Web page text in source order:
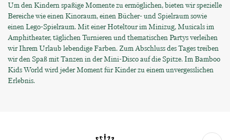
Um den Kindern spaßige Momente zu ermöglichen, bieten wir spezielle
Bereiche wie einen Kinoraum, einen Bücher- und Spielraum sowie
einen Lego-Spielraum. Mit einer Hoteltour im Minizug, Musicals im
Amphitheater, täglichen Turnieren und thematischen Partys verleihen
wir Ihrem Urlaub lebendige Farben. Zum Abschluss des Tages treiben
wir den Spaß mit Tanzen in der Mini-Disco auf die Spitze. Im Bamboo
Kids World wird jeder Moment für Kinder zu einem unvergesslichen
Erlebnis.